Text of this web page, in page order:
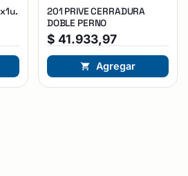
201 PRIVE CERRADURA
DOBLE PERNO
$ 41.933,97
Agregar